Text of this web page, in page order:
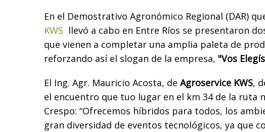
En el Demostrativo Agronómico Regional (DAR)
KWS llevó a cabo en Entre Ríos se presentaron
que vienen a completar una amplia paleta de
reforzando así el slogan de la empresa, "Vos
El Ing. Agr. Mauricio Acosta, de Agroservice KWS,
el encuentro que tuo lugar en el km 34 de la ruta
Crespo: “Ofrecemos híbridos para todos, los
gran diversidad de eventos tecnológicos, ya que